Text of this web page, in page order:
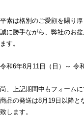
平素は格別のご愛顧を賜り厚
誠に勝手ながら、弊社のお
ます。
令和6年8月11日（日）～ 令
尚、上記期間中もフォーム
商品の発送は8月19日以降と
致します。